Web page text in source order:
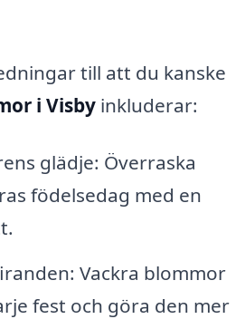
till att du kanske
i Visby inkluderar:
glädje: Överraska
födelsedag med en
Vackra blommor
fest och göra den mer